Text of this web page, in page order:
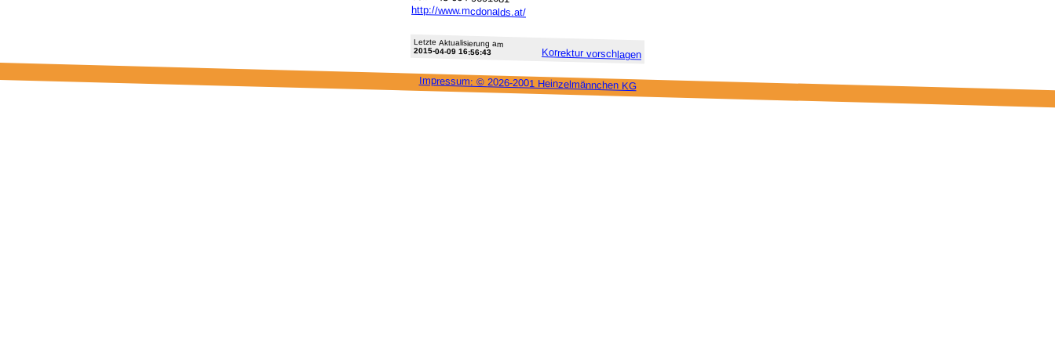
http://www.mcdonalds.at/
Letzte Aktu­alisie­rung am
2015-04-09 16:56:43 Korrektur vor­schlagen
Impressum: © 2026-2001 Heinzel­männchen KG